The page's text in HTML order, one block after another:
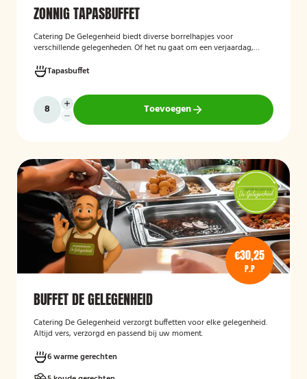
ZONNIG TAPASBUFFET
Catering De Gelegenheid biedt diverse borrelhapjes voor
verschillende gelegenheden. Of het nu gaat om een verjaardag,
Hieronder ziet u een selectie uit ons aanbod. Het zonnig tapasbuffet
is te bestellen vanaf 10 personen..
Tapasbuffet
Toevoegen
€30,25
P.P
BUFFET DE GELEGENHEID
Catering De Gelegenheid verzorgt buffetten voor elke gelegenheid.
Altijd vers, verzorgd en passend bij uw moment.
6 warme gerechten